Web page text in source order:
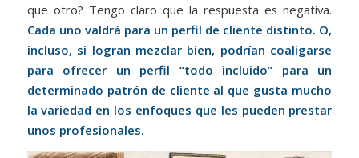
que otro? Tengo claro que la respuesta es negativa.
Cada uno valdrá para un perfil de cliente distinto. O,
incluso, si logran mezclar bien, podrían coaligarse
para ofrecer un perfil “todo incluido” para un
determinado patrón de cliente al que gusta mucho
la variedad en los enfoques que les pueden prestar
unos profesionales.